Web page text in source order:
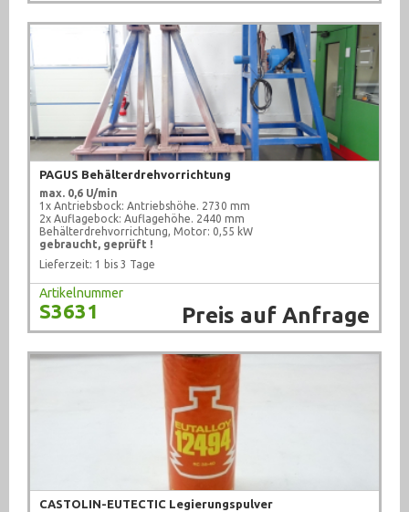
PAGUS Behälterdrehvorrichtung
max. 0,6 U/min
1x Antriebsbock: Antriebshöhe. 2730 mm
2x Auflagebock: Auflagehöhe. 2440 mm
Behälterdrehvorrichtung, Motor: 0,55 kW
gebraucht, geprüft !
Lieferzeit: 1 bis 3 Tage
Artikelnummer
S3631 Preis auf Anfrage
CASTOLIN-EUTECTIC Legierungspulver